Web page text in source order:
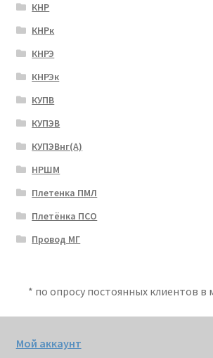
КНР
КНРк
КНРЭ
КНРЭк
КУПВ
КУПЭВ
КУПЭВнг(А)
НРШМ
Плетенка ПМЛ
Плетёнка ПСО
Провод МГ
* по опросу постоянных клиентов в
Мой аккаунт